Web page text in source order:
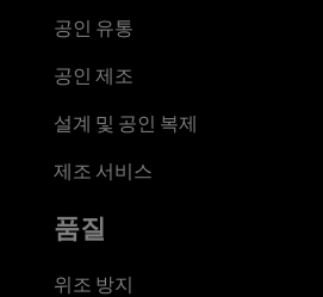
공인 유통
공인 제조
설계 및 공인 복제
제조 서비스
품질
위조 방지